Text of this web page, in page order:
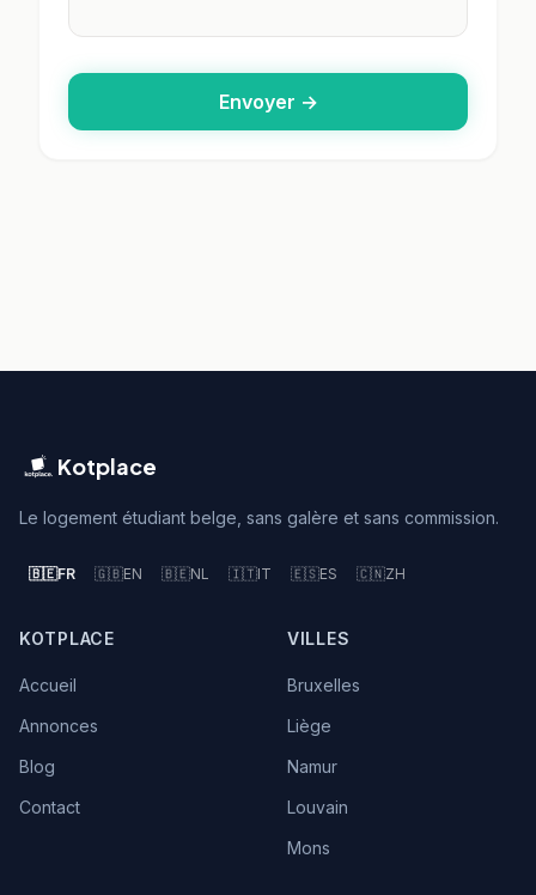
Envoyer →
Kotplace
Le logement étudiant belge, sans galère et sans commission.
🇧🇪FR 🇬🇧EN 🇧🇪NL 🇮🇹IT 🇪🇸ES 🇨🇳ZH
KOTPLACE
Accueil
Annonces
Blog
Contact
VILLES
Bruxelles
Liège
Namur
Louvain
Mons